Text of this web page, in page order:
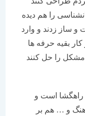
را هم دیده
و وارد
حرفه ها
را حل کنند
است و
… هم بر